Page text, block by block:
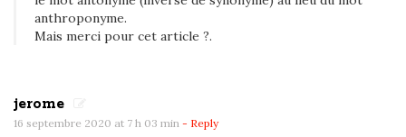
m
o
anthroponyme.
Mais merci pour cet article ?.
jerome
16 septembre 2020 at 7 h 03 min - Reply